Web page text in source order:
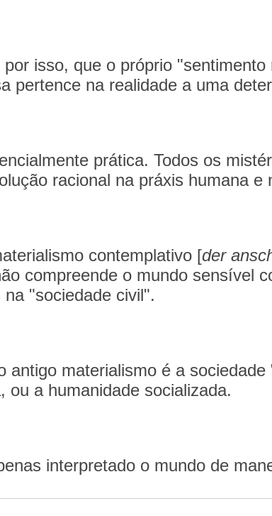
isso, que o próprio
pertence na realidade a uma
prática. Todos os
racional na práxis humana e
contemplativo [der
compreende o mundo sensível
"sociedade civil".
antigo materialismo é a
ou a humanidade socializada.
interpretado o mundo de